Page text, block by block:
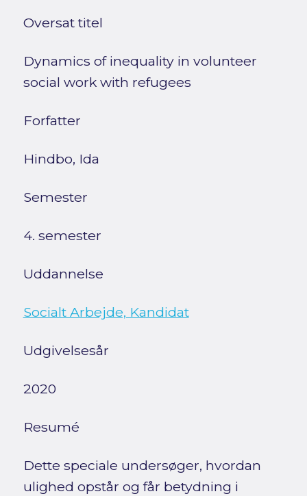
Oversat titel
Dynamics of inequality in volunteer
social work with refugees
Forfatter
Hindbo, Ida
Semester
4. semester
Uddannelse
Socialt Arbejde, Kandidat
Udgivelsesår
2020
Resumé
Dette speciale undersøger, hvordan
ulighed opstår og får betydning i